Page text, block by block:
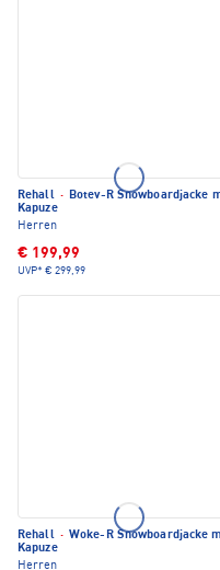
Rehall · Botev-R Snowboardjacke
Kapuze
Herren
€ 199,99
UVP* € 299,99
Rehall · Woke-R Snowboardjacke
Kapuze
Herren